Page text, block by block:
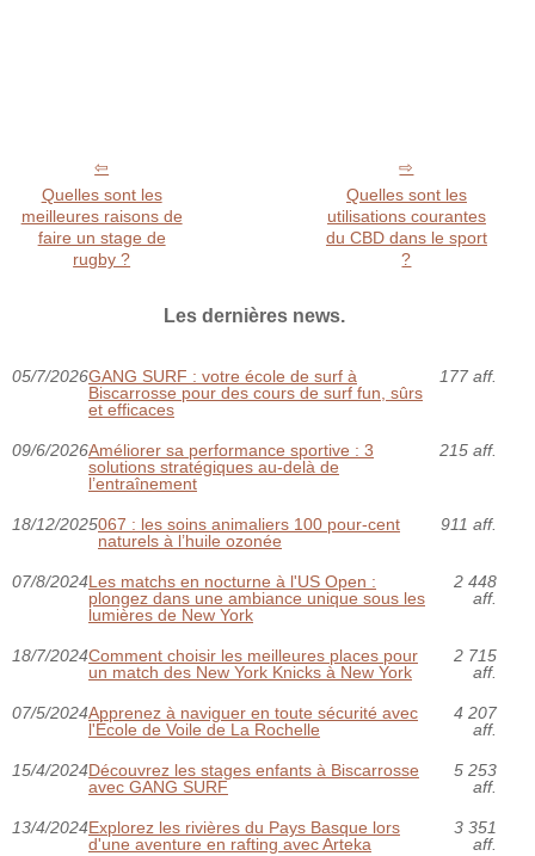
Quelles sont les
meilleures raisons de
faire un stage de
rugby ?
Quelles sont les
utilisations courantes
du CBD dans le sport
?
Les dernières news.
05/7/2026GANG SURF : votre école de surf à
Biscarrosse pour des cours de surf fun, sûrs
et efficaces
177 aff.
09/6/2026Améliorer sa performance sportive : 3
solutions stratégiques au-delà de
l’entraînement
215 aff.
18/12/2025067 : les soins animaliers 100 pour-cent
naturels à l’huile ozonée
911 aff.
07/8/2024Les matchs en nocturne à l'US Open :
plongez dans une ambiance unique sous les
lumières de New York
2 448
aff.
18/7/2024Comment choisir les meilleures places pour
un match des New York Knicks à New York
2 715
aff.
07/5/2024Apprenez à naviguer en toute sécurité avec
l'École de Voile de La Rochelle
4 207
aff.
15/4/2024Découvrez les stages enfants à Biscarrosse
avec GANG SURF
5 253
aff.
13/4/2024Explorez les rivières du Pays Basque lors
d'une aventure en rafting avec Arteka
3 351
aff.